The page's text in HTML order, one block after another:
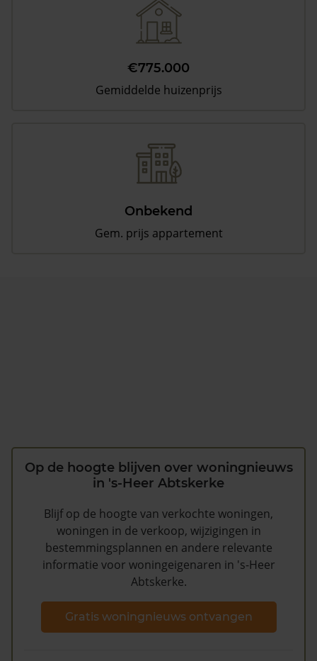
€775.000
Gemiddelde huizenprijs
Onbekend
Gem. prijs appartement
Op de hoogte blijven over woningnieuws
in 's-Heer Abtskerke
Blijf op de hoogte van verkochte woningen,
woningen in de verkoop, wijzigingen in
bestemmingsplannen en andere relevante
informatie voor woningeigenaren in 's-Heer
Abtskerke.
Gratis woningnieuws ontvangen